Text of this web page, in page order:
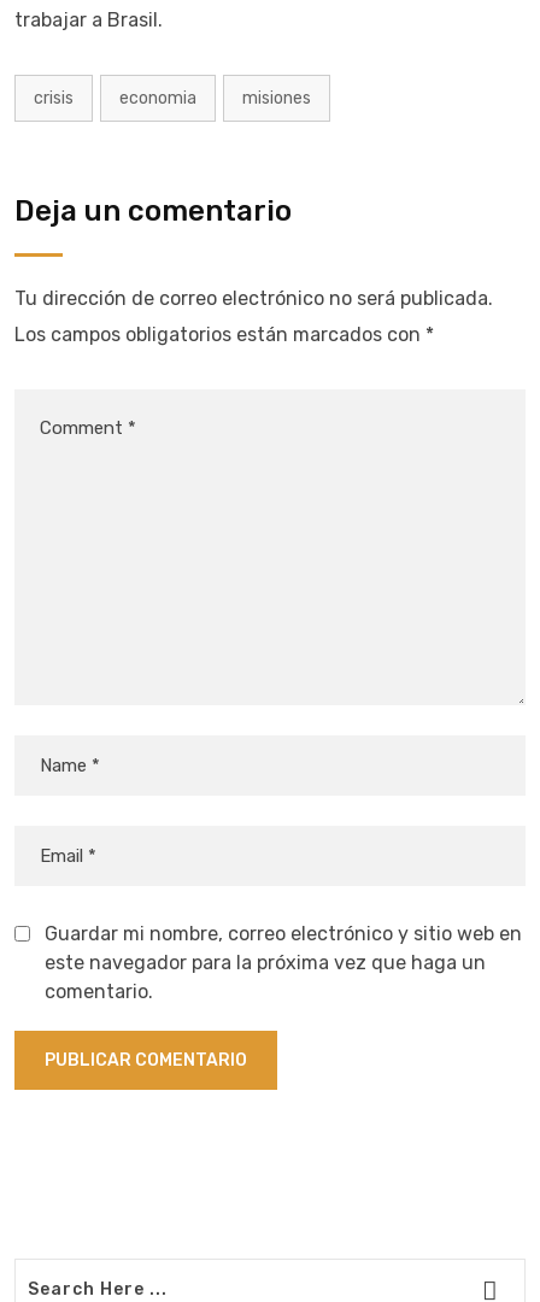
trabajar a Brasil.
crisis economia misiones
Deja un comentario
Tu dirección de correo electrónico no será publicada.
Los campos obligatorios están marcados con *
Guardar mi nombre, correo electrónico y sitio web en
este navegador para la próxima vez que haga un
comentario.